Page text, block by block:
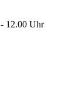
12.00 Uhr